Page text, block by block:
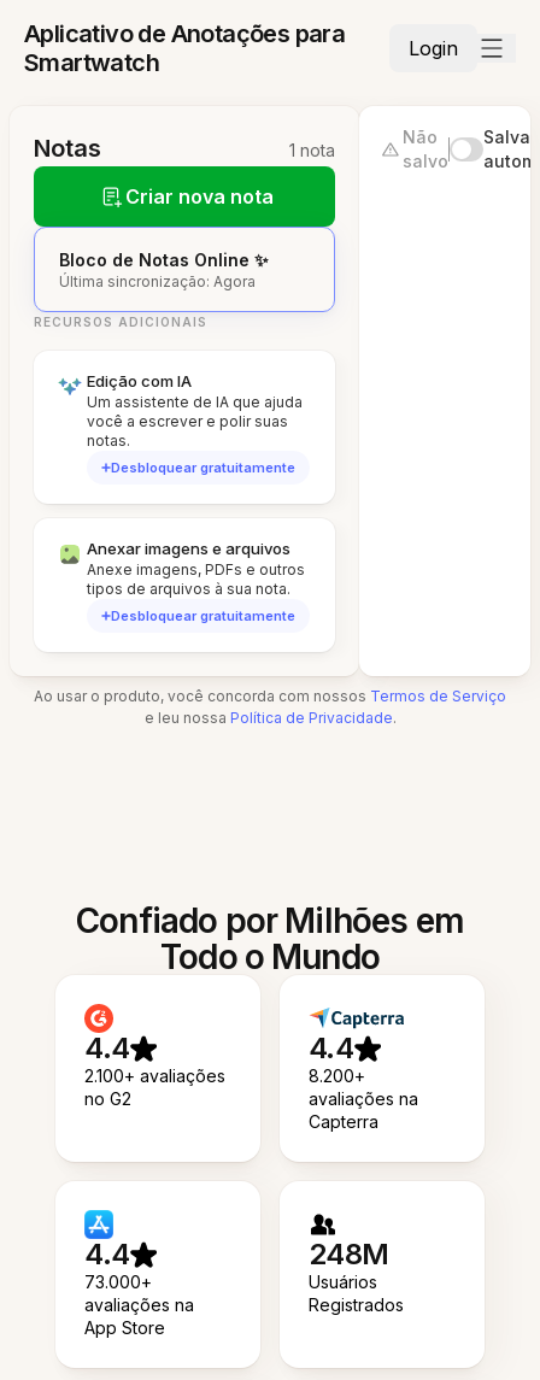
Aplicativo de Anotações para
Smartwatch
Login
Notas 1 nota
Criar nova nota
Bloco de Notas Online ✨
Última sincronização: Agora
RECURSOS ADICIONAIS
Edição com IA
Um assistente de IA que ajuda
você a escrever e polir suas
notas.
Desbloquear gratuitamente
Anexar imagens e arquivos
Anexe imagens, PDFs e outros
tipos de arquivos à sua nota.
Desbloquear gratuitamente
Não
salvo
Salvar
Ao usar o produto, você concorda com nossos Termos de Serviço
e leu nossa Política de Privacidade.
Confiado por Milhões em
Todo o Mundo
4.4
2.100+ avaliações
no G2
4.4
8.200+
avaliações na
Capterra
4.4
73.000+
avaliações na
App Store
248M
Usuários
Registrados